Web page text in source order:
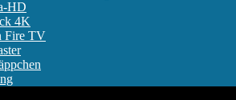
HD
4K
Fire TV